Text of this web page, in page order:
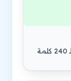
🎯 تحسين ترتيب الموقع في نتائج البحث لـ 240 كلمة